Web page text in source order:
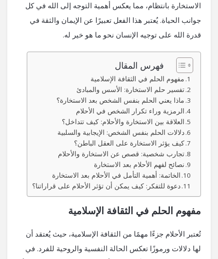
الاستخارة بانتظام، مما يعكس أهمية التوجه إلى الله في كل
جوانب الحياة. يُعتبر هذا الفعل تعبيرًا عن الإيمان والثقة في
قدرة الله على توجيه الإنسان نحو ما هو خير له.
فهرس المقال
مفهوم الحلم في الثقافة الإسلامية
تفسير حلم الاستخارة: الأسس والمبادئ
ماذا يعني الحلم بنفس الشخص بعد الاستخارة؟
الرمزية وراء تكرار الشخص في الأحلام
العلاقة بين الاستخارة والأحلام: كيف تتداخل؟
دلالات الحلم بنفس الشخص: الإيجابية والسلبية
كيف يؤثر الاستخارة على العقل الباطن؟
تجارب شخصية: قصص عن الاستخارة والأحلام
نصائح لفهم الأحلام بعد الاستخارة
الخاتمة: أهمية التأمل في الأحلام بعد الاستخارة
دعوة للتفكر: كيف يمكن أن تؤثر الأحلام على قراراتنا؟
مفهوم الحلم في الثقافة الإسلامية
تُعتبر الأحلام جزءًا مهمًا من الثقافة الإسلامية، حيث يُعتقد أن
لها دلالات ورموزًا تعكس الحالة النفسية والروحية للفرد. في